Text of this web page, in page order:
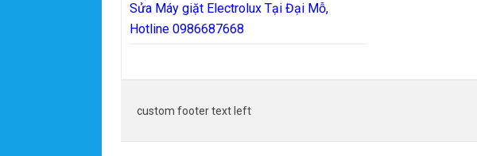
Sửa Máy giặt Electrolux Tại Đại Mỗ,
Hotline 0986687668
custom footer text left